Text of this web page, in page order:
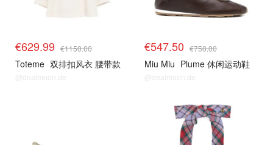
€629.99 €1150.00
Toteme 双排扣风衣 腰带款
@dealmoon.de
€547.50 €750.00
Miu Miu Plume 休闲运动鞋
@dealmoon.de